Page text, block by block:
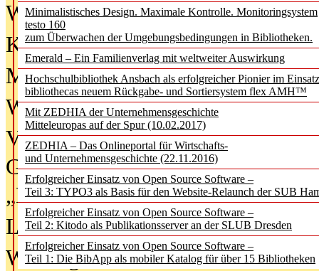
Minimalistisches Design. Maximale Kontrolle. Monitoringsystem
testo 160
zum Überwachen der Umgebungsbedingungen in Bibliotheken.
Emerald – Ein Familienverlag mit weltweiter Auswirkung
Hochschulbibliothek Ansbach als erfolgreicher Pionier im
bibliothecas neuem Rückgabe- und Sortiersystem flex AMH™
Mit ZEDHIA der Unternehmensgeschichte
Mitteleuropas auf der Spur (10.02.2017)
ZEDHIA – Das Onlineportal für Wirtschafts-
und Unternehmensgeschichte (22.11.2016)
Erfolgreicher Einsatz von Open Source Software –
Teil 3: TYPO3 als Basis für den Website-Relaunch der SUB
Erfolgreicher Einsatz von Open Source Software –
Teil 2: Kitodo als Publikationsserver an der SLUB Dresden
Erfolgreicher Einsatz von Open Source Software –
Teil 1: Die BibApp als mobiler Katalog für über 15 Bibliotheken
Was Hochschul­bibliotheken von
Kinder in der digitalen Welt
Metadaten als Infrastruktur
Wenn Bots katalogisieren
Von Abschlusskleidern bis
Geisterjagd-Ausrüstung in der
„Library of Things“ unterwegs
Lesen als Infrastrukturaufgabe
Wie Jugendliche Social Media